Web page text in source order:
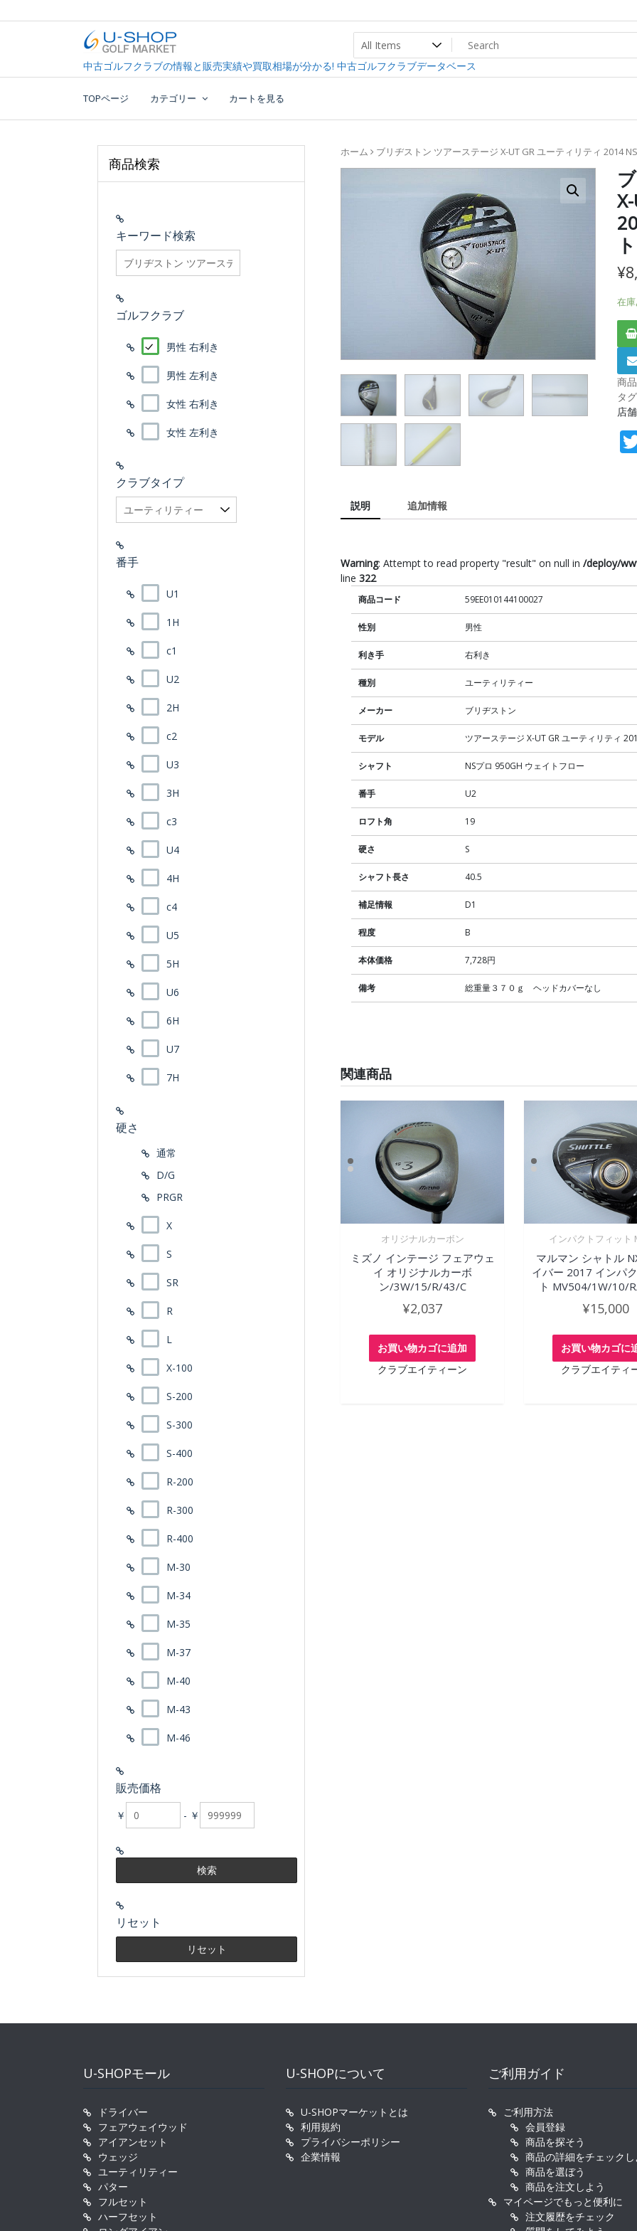
to
U-SHOP Golf Market dev
中古ゴルフクラブ最大級！U-SHOPゴルフマーケット
中古ゴルフクラブの情報と販売実績や買取相場が分かる! 中古ゴルフクラブデータベース
TOPページ カテゴリー カートを見る
ホーム ブリヂストン ツアーステージ X-UT GR ユーティリティ 2014
¥
在
商
タ
店
説明 追加情報
Warning: Attempt to read property "result" on null in /deploy/
line 322
商品コード 59EE010144100027
性別 男性
利き手 右利き
種別 ユーティリティー
メーカー ブリヂストン
モデル ツアーステージ X-UT GR ユーティリティ
シャフト NSプロ 950GH ウェイトフロー
番手 U2
ロフト角 19
硬さ S
シャフト長さ 40.5
補足情報 D1
程度 B
本体価格 7,728円
備考 総重量３７０ｇ ヘッドカバーなし
関連商品
オリジナルカーボン
ミズノ インテージ フェアウェ
イ オリジナルカーボ
ン/3W/15/R/43/C
¥2,037
お買い物カゴに追加
クラブエイティーン
インパクトフィット
マルマン シャトル
イバー 2017 インパ
ト MV504/1W/10/
¥15,000
お買い物カゴに
クラブエイティ
商品検索
キーワード検索
searchfilter_pro
ゴルフクラブ
男性 右利き
男性 左利き
女性 右利き
女性 左利き
クラブタイプ
番手
U1
1H
c1
U2
2H
c2
U3
3H
c3
U4
4H
c4
U5
5H
U6
6H
U7
7H
硬さ
通常
D/G
PRGR
X
S
SR
R
L
X-100
S-200
S-300
S-400
R-200
R-300
R-400
M-30
M-34
M-35
M-37
M-40
M-43
M-46
販売価格
￥ - ￥
リセット
U-SHOPモール
ドライバー
フェアウェイウッド
アイアンセット
ウェッジ
ユーティリティー
パター
フルセット
ハーフセット
U-SHOPについて
U-SHOPマーケットとは
利用規約
プライバシーポリシー
企業情報
ご利用ガイド
ご利用方法
会員登録
商品を探そう
商品の詳細をチェック
商品を選ぼう
商品を注文しよう
マイページでもっと便利に
注文履歴をチェック